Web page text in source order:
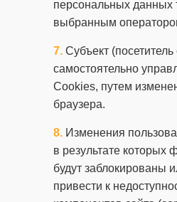
персональных данных
выбранным
Субъект
самостоятельно
Cookies, путем
браузера.
Изменения
в результате которых
будут заблокированы
привести к